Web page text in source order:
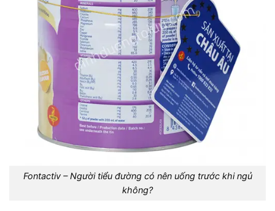
Fontactiv – Người tiểu đường có nên uống trước khi ngủ
không?